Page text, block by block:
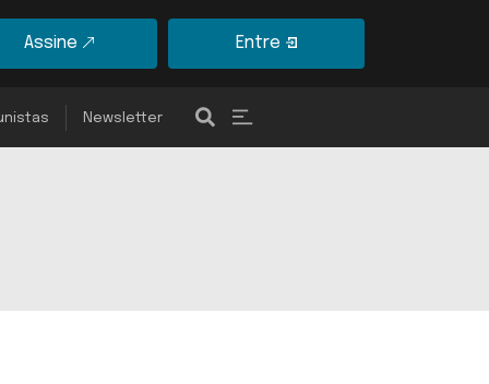
Assine Entre
Newsletter